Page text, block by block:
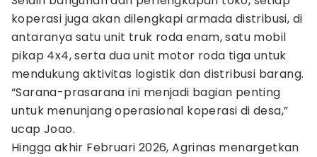
koperasi juga akan dilengkapi armada distribusi, di
antaranya satu unit truk roda enam, satu mobil
pikap 4x4, serta dua unit motor roda tiga untuk
mendukung aktivitas logistik dan distribusi barang.
“Sarana-prasarana ini menjadi bagian penting
untuk menunjang operasional koperasi di desa,”
ucap Joao.
Hingga akhir Februari 2026, Agrinas menargetkan